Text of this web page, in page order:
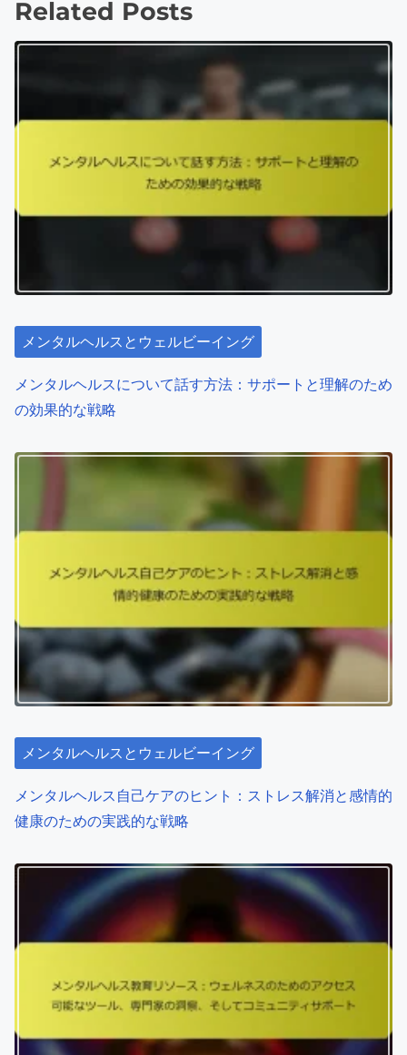
:
能なリソースを作成することに焦点を当てています。
ニティの関与を通じて他者を力づけることを目指して
P
s
t
s
n
g
t
i
o
< メンタルヘルスサポートリ
ソース：効果的なツール、コ
家のガイダンス
恐れを超えた信念：サポー
ト、教育、コミュニティリソ
を強化する>
Related Posts
メンタルヘルスとウェルビーイング
の効果的な戦略